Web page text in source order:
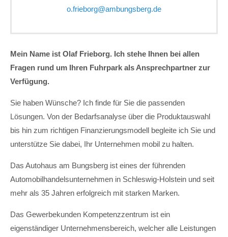
o.frieborg@ambungsberg.de
Mein Name ist Olaf Frieborg. Ich stehe Ihnen bei allen
Fragen rund um Ihren Fuhrpark als Ansprechpartner zur
Verfügung.
Sie haben Wünsche? Ich finde für Sie die passenden
Lösungen. Von der Bedarfsanalyse über die Produktauswahl
bis hin zum richtigen Finanzierungsmodell begleite ich Sie und
unterstütze Sie dabei, Ihr Unternehmen mobil zu halten.
Das Autohaus am Bungsberg ist eines der führenden
Automobilhandelsunternehmen in Schleswig-Holstein und seit
mehr als 35 Jahren erfolgreich mit starken Marken.
Das Gewerbekunden Kompetenzzentrum ist ein
eigenständiger Unternehmensbereich, welcher alle Leistungen